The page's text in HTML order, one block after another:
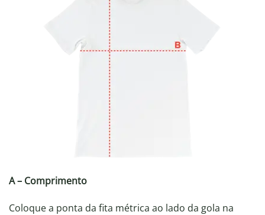
A – Comprimento
Coloque a ponta da fita métrica ao lado da gola na